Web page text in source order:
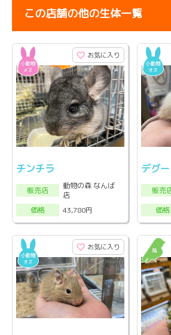
この店舗の他の生体一覧
お気に入り
チンチラ
販売店
動物の森 なんば
店
価格
43,780円
デグー
販売
価格
お気に入り